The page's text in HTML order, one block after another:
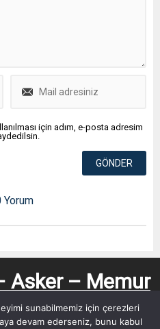
için adım, e-posta adresim
Yorum
sunabilmemiz için çerezleri
devam ederseniz, bunu kabul